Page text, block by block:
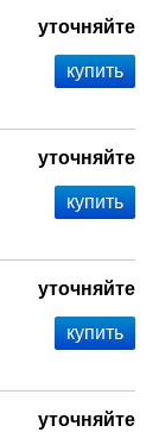
уточняйте
уточняйте
уточняйте
уточняйте